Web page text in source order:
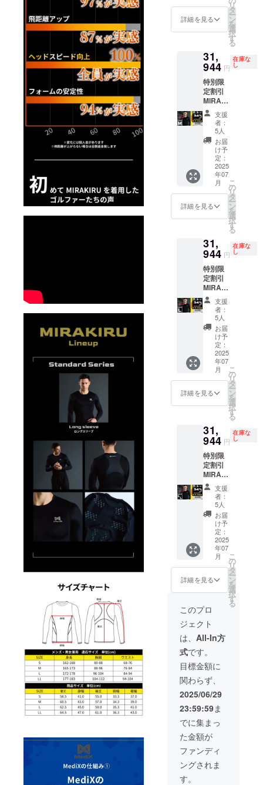
問合せ
い
者登録
り 適格
請求書
録番号
の記載
のある
インボ
イスが
必要な
場合
は、
CAMPF
IREメッ
セージ
にて実
行者に
直接お
問合せ
い
ご注文
状況、
給状
況、製
造工程
上の都
合等に
より出
荷時期
が遅れ
る場合
があり
ます。
※適格請
求書発
行事業
者登録
り 適格
請求書
録番号
の記載
のある
インボ
イスが
必要な
場合
は、
CAMPF
IREメッ
セージ
にて実
行者に
直接お
問合せ
い
す。ご
了承く
ご支援
により
量産効
率が向
上した
場合、
正規販
売価格
が販売
予定価
格より
下がる
可能性
もござ
いま
ご注文
状況、
給状
況、製
造工程
上の都
合等に
より出
荷時期
が遅れ
る場合
があり
ます。
※適格請
求書発
行事業
者登録
り 適格
請求書
録番号
の記載
のある
インボ
イスが
必要な
場合
は、
CAMPF
IREメッ
セージ
にて実
行者に
直接お
問合せ
い
【サイ
ズ
ある質
問】
【注意
事項】
は必ず
お読み
くださ
い。 ※
デザイ
ン 仕様
は変更
になる
可能性
もござ
いま
す。ご
了承く
ご支援
により
量産効
率が向
上した
場合、
正規販
売価格
が販売
予定価
格より
下がる
可能性
もござ
いま
ご注文
状況、
給状
況、製
造工程
上の都
合等に
より出
荷時期
が遅れ
る場合
があり
ます。
※適格請
求書発
行事業
者登録
り 適格
請求書
業者登
録番号
の記載
のある
インボ
イスが
必要な
場合
は、
CAMPF
IREメッ
セージ
にて実
行者に
直接お
問合せ
くださ
い
ブラッ
ク ■一
般販売
価格 ：
円
■CAMP
FIRE価
格：
16,940
円 サイ
ズ展
開：S,
M, L, LL
以下、
必読事
項 ※
ページ
下部に
ある、
【サイ
ズ
ある質
問】
【注意
事項】
は必ず
お読み
くださ
い。 ※
デザイ
ン 仕様
は変更
になる
可能性
もござ
いま
す。ご
了承く
ご支援
により
量産効
率が向
上した
場合、
正規販
売価格
が販売
予定価
格より
下がる
可能性
もござ
いま
ご注文
状況、
材の供
給状
況、製
造工程
合等に
より出
荷時期
が遅れ
る場合
があり
ます。
※適格請
求書発
行事業
者登録
番号:あ
り 適格
詳細を見る
リ
タ
ー
ン
を
選
択
す
る
31,
944 円
在庫な
し
特別限
定割引
MIRAKI
RU ロン
グス
リーブ
２枚
セット
30％off
サイ
ズ：M
ラー：
ブラッ
ク ■一
般販売
48,400
円
■CAMP
FIRE価
格：
31,944
円 サイ
ズ展
開：S,
M, L, LL
以下、
必読事
項 ※
ページ
下部に
ある、
【サイ
【よく
ある質
問】
【注意
事項】
は必ず
お読み
くださ
い。 ※
デザイ
ン 仕様
は変更
になる
可能性
もござ
いま
す。ご
い。 ※
ご支援
により
量産効
率が向
上した
場合、
正規販
売価格
予定価
格より
下がる
可能性
もござ
いま
す。 ※
支援
者：
5人
お届
け予
定：
2025
年07
月
詳細を見る
こ
の
リ
タ
ー
ン
を
選
択
す
る
31,
944 円
在庫な
し
特別限
定割引
MIRAKI
RU ロン
グス
リーブ
２枚
セット
30％off
サイ
ズ：L
ラー：
ブラッ
ク ■一
般販売
48,400
円
■CAMP
FIRE価
格：
31,944
円 サイ
ズ展
開：S,
M, L, LL
以下、
必読事
項 ※
ページ
下部に
ある、
【サイ
ト】
【よく
ある質
問】
【注意
事項】
は必ず
お読み
くださ
い。 ※
デザイ
ン 仕様
は変更
になる
可能性
もござ
いま
す。ご
支援
者：
5人
お届
け予
定：
2025
年07
月
詳細を見る
こ
の
リ
タ
ー
ン
を
選
択
す
る
31,
944 円
在庫な
し
特別限
定割引
MIRAKI
RU ロン
グス
リーブ
２枚
セット
30％off
サイ
ズ：LL
ラー：
ブラッ
ク ■一
般販売
価格 ：
48,400
円
■CAMP
FIRE価
格：
31,944
円 サイ
ズ展
開：S,
M, L, LL
以下、
必読事
項 ※
ページ
下部に
ある、
【サイ
支援
者：
5人
お届
け予
定：
2025
年07
月
詳細を見る
こ
の
リ
タ
ー
ン
を
選
択
す
る
このプロ
ジェクト
は、 All-In方
式です。
目標金額に
関わらず、
2025/06/29
23:59:59ま
でに集まっ
た金額が
ファンディ
ングされま
す。